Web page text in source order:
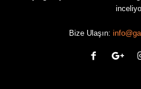
Bize Ulaşın: